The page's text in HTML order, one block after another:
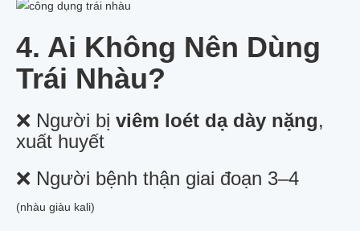
4. Ai Không Nên Dùng
Trái Nhàu?
❌ Người bị viêm loét dạ dày nặng,
xuất huyết
❌ Người bệnh thận giai đoạn 3–4
(nhàu giàu kali)